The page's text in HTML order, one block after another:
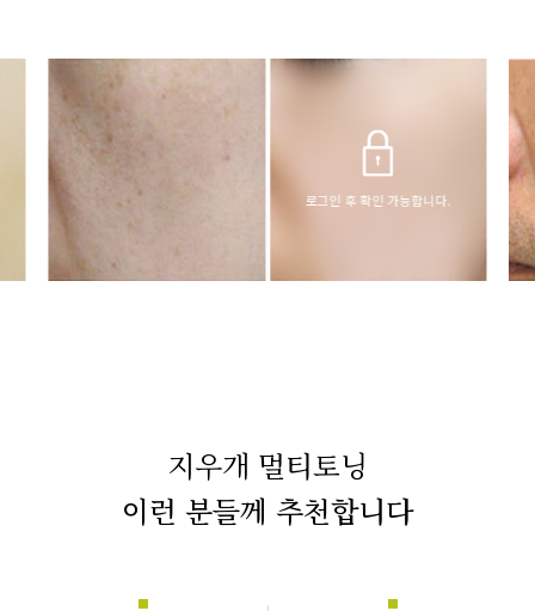
로그인 후 확인 가능합니다.
지우개 멀티토닝
이런 분들께 추천합니다